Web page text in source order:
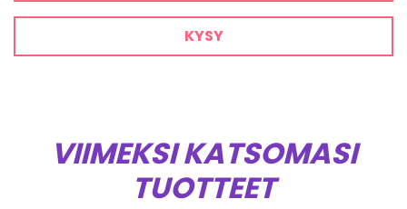
KYSY
VIIMEKSI KATSOMASI
TUOTTEET